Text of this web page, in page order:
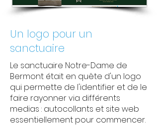
Un logo pour un
sanctuaire
Le sanctuaire Notre-Dame de
Bermont était en quête d'un logo
qui permette de l'identifier et de le
faire rayonner via différents
medias : autocollants et site web
essentiellement pour commencer.